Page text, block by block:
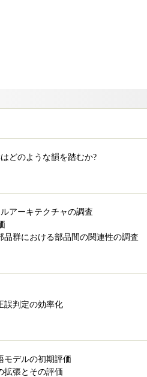
どのような韻を踏むか?
アーキテクチャの調査
群における部品間の関連性の調査
誤判定の効率化
モデルの初期評価
拡張とその評価